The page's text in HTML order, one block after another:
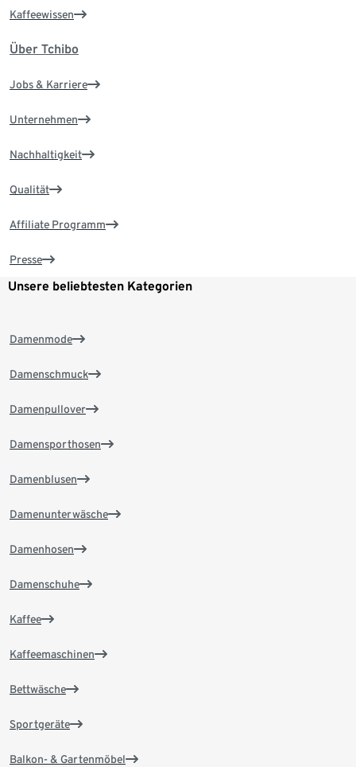
Kaffeewissen
Über Tchibo
Jobs & Karriere
Unternehmen
Nachhaltigkeit
Qualität
Affiliate Programm
Presse
Unsere beliebtesten Kategorien
Damenmode
Damenschmuck
Damenpullover
Damensporthosen
Damenblusen
Damenunterwäsche
Damenhosen
Damenschuhe
Kaffee
Kaffeemaschinen
Bettwäsche
Sportgeräte
Balkon- & Gartenmöbel